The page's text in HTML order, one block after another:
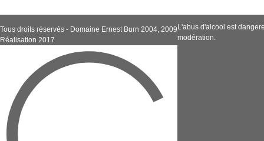
Tous droits réservés - Domaine Ernest Burn 2004, 2009
Réalisation 2017
L'abus d'alcool est
modération.